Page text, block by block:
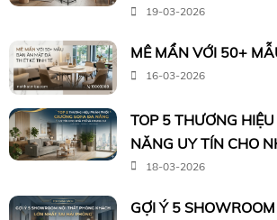
19-03-2026
MÊ MẨN VỚI 50+
16-03-2026
TOP 5 THƯƠNG
NĂNG UY TÍN CHO
18-03-2026
GỢI Ý 5